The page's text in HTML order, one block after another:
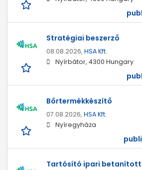
Stratégiai beszerző
08.08.2026, HSA Kft.
Nyírbátor, 4300 Hungary
Bőrtermékkészítő
07.08.2026, HSA Kft.
Nyíregyháza
Tartósító ipari betanított